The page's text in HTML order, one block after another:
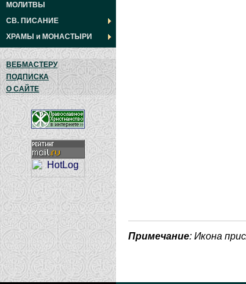
МОЛИТВЫ
СВ. ПИСАНИЕ
ХРАМЫ и МОНАСТЫРИ
ВЕБМАСТЕРУ
ПОДПИСКА
О САЙТЕ
Примечание: Икона